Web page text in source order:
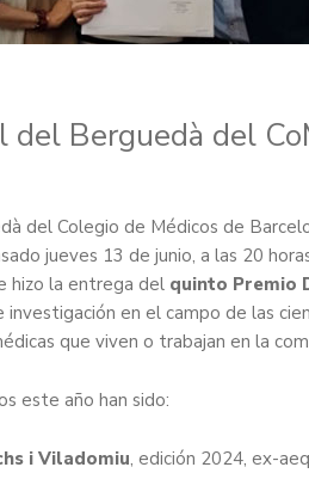
del Berguedà del
del Colegio de Médicos de
jueves 13 de junio, a las 20
hizo la entrega del quinto Premio
en el campo de las
que viven o trabajan en la
este año han sido:
i Viladomiu, edición 2024, ex-